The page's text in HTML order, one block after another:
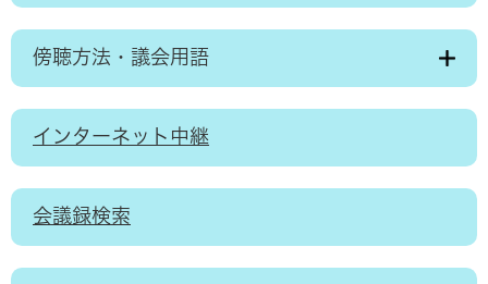
傍聴方法・議会用語
インターネット中継
会議録検索